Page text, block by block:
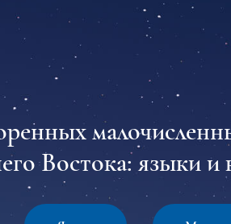
Востока: языки и